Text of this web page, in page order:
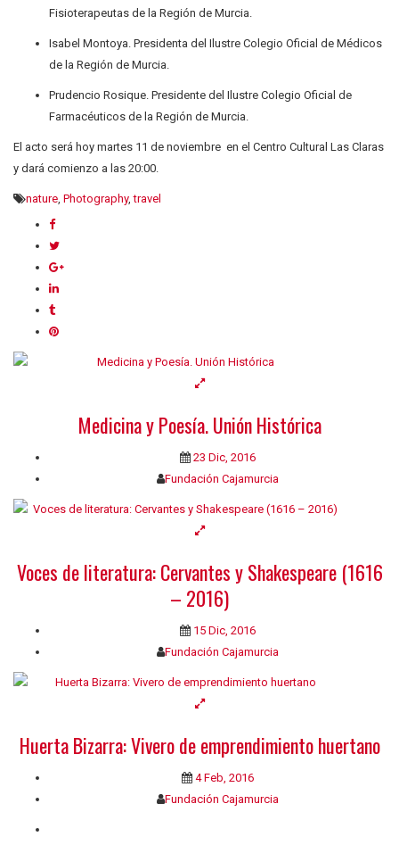
Fisioterapeutas de la Región de Murcia.
Isabel Montoya. Presidenta del Ilustre Colegio Oficial de Médicos
de la Región de Murcia.
Prudencio Rosique. Presidente del Ilustre Colegio Oficial de
Farmacéuticos de la Región de Murcia.
El acto será hoy martes 11 de noviembre en el Centro Cultural Las Claras
y dará comienzo a las 20:00.
nature, Photography,travel
Medicina y Poesía. Unión Histórica
23 Dic, 2016
Fundación Cajamurcia
Voces de literatura: Cervantes y Shakespeare (1616
– 2016)
15 Dic, 2016
Fundación Cajamurcia
Huerta Bizarra: Vivero de emprendimiento huertano
4 Feb, 2016
Fundación Cajamurcia